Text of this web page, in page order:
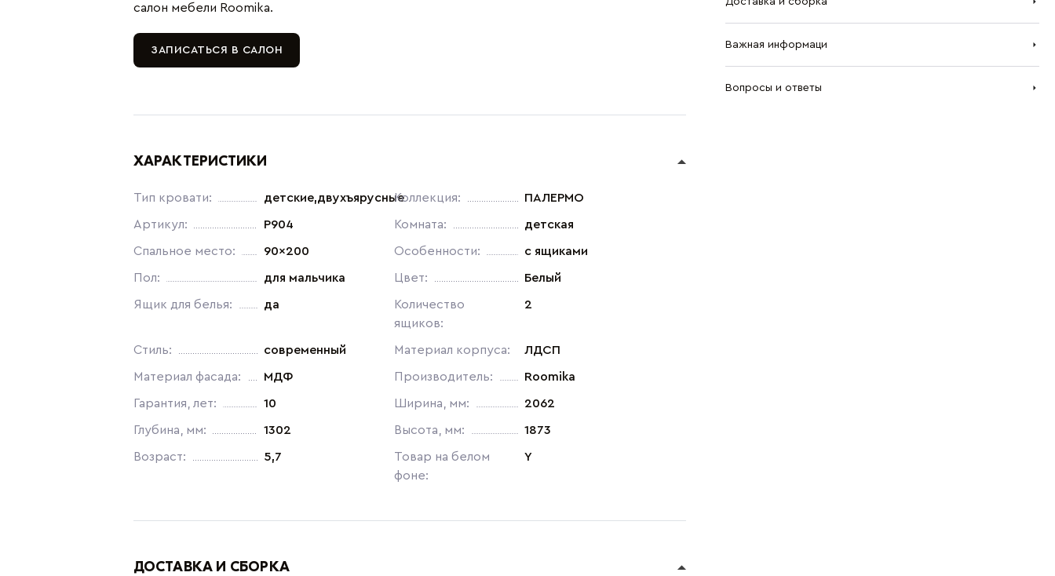
салон мебели Roomika.
ЗАПИСАТЬСЯ В САЛОН
ХАРАКТЕРИСТИКИ
Тип кровати: детские,двухъярусныеКоллекция: ПАЛЕРМО
Артикул: P904 Комната: детская
Спальное место: 90x200 Особенности: с ящиками
Пол: для мальчика Цвет: Белый
Ящик для белья: да
Количество
ящиков:
2
Стиль: современный Материал корпуса: ЛДСП
Материал фасада: МДФ Производитель: Roomika
Гарантия, лет: 10 Ширина, мм: 2062
Глубина, мм: 1302 Высота, мм: 1873
Возраст: 5,7
Товар на белом
фоне:
Y
ДОСТАВКА И СБОРКА
Важная информаци
Вопросы и ответы